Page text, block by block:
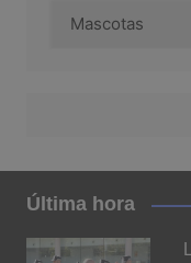
Última hora